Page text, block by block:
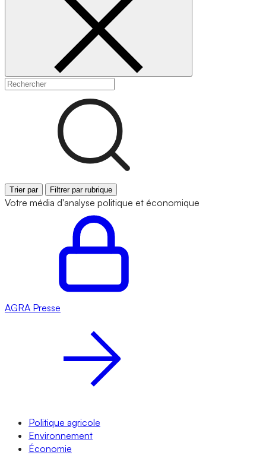
Trier par Filtrer par rubrique
Votre média d'analyse politique et économique
AGRA Presse
Politique agricole
Environnement
Économie